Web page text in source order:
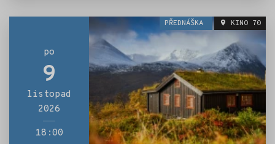
úchvatné kaňony, výborná makedonská kuchyně a srdeční
lidé. To vše v přednášce Pavly Bičíkové.
po
9
listopad
2026
18:00
PŘEDNÁŠKA KINO 70